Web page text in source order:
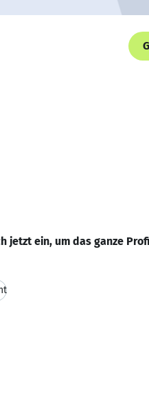
jetzt ein, um das ganze